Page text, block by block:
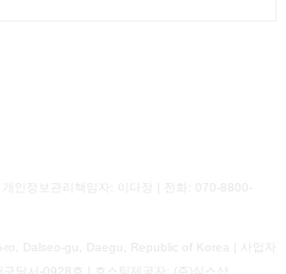
인정보관리책임자: 이다정 | 전화: 070-8800-
Dalseo-gu, Daegu, Republic of Korea | 사업자
구달서-0928호 | 호스팅제공자: (주)식스샵